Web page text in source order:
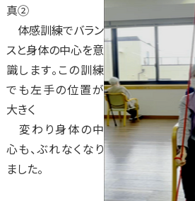
真②
体感訓練でバラン
スと身体の中心を意
識します。この訓練
でも左手の位置が
大きく
変わり身体の中
心も、ぶれなくなり
ました。